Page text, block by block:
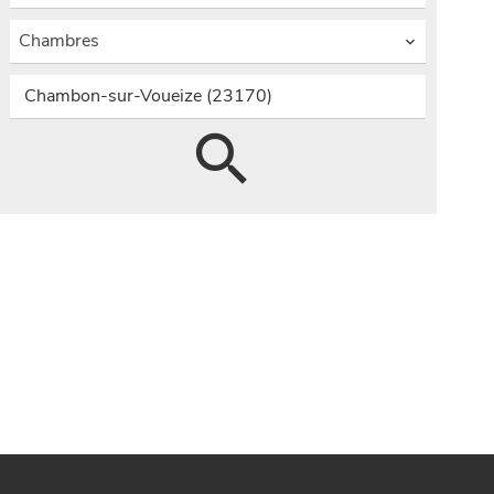
Chambres
Chambon-sur-Voueize (23170)